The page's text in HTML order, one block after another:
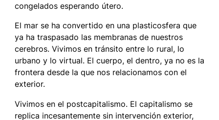
congelados esperando útero.
El mar se ha convertido en una plasticosfera que
ya ha traspasado las membranas de nuestros
cerebros. Vivimos en tránsito entre lo rural, lo
urbano y lo virtual. El cuerpo, el dentro, ya no es la
frontera desde la que nos relacionamos con el
exterior.
Vivimos en el postcapitalismo. El capitalismo se
replica incesantemente sin intervención exterior,